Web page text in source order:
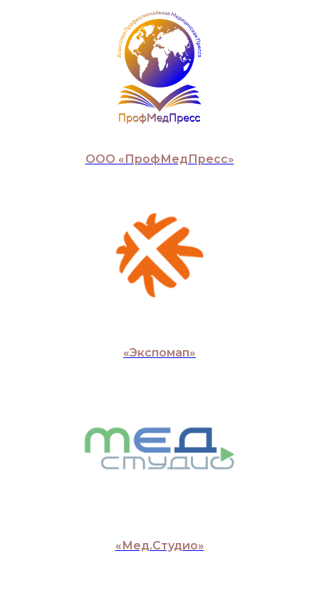
ООО «ПрофМедПресс»
«Экспомап»
«Мед.Студио»